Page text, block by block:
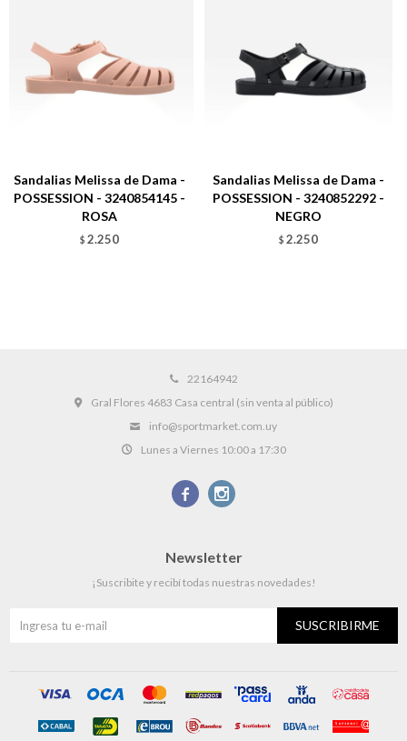
Sandalias Melissa de Dama -
POSSESSION - 3240854145 -
ROSA
$ 2.250
Sandalias Melissa de Dama -
POSSESSION - 3240852292 -
NEGRO
$ 2.250
22164942
Gral Flores 4683 Casa central (sin venta al público)
info@sportmarket.com.uy
Lunes a Viernes 10:00 a 17:30
 
Newsletter
¡Suscribite y recibí todas nuestras novedades!
SUSCRIBIRME